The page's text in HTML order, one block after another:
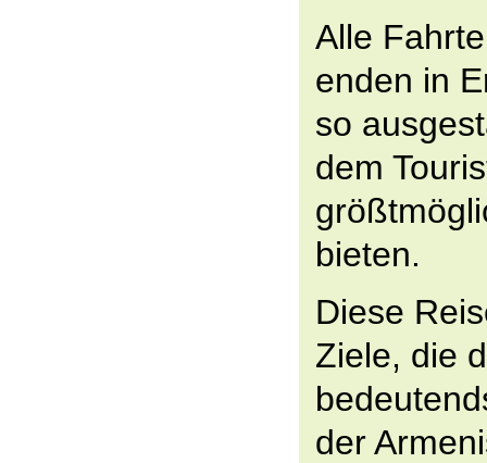
Alle
enden in
so
dem
bieten.
Diese
Ziele, die
der